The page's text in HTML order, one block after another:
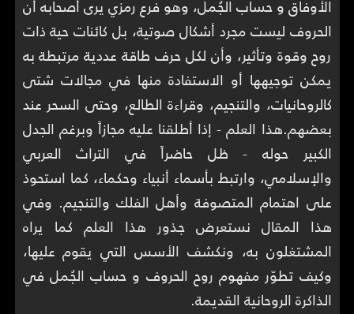
الأوفاق و حساب الجُمل، وهو فرع رمزي يرى أصحابه أن
الحروف ليست مجرد أشكال صوتية، بل كائنات حية ذات
روح وقوة وتأثير، وأن لكل حرف طاقة عددية مرتبطة به
يمكن توجيهها أو الاستفادة منها في مجالات شتى
كالروحانيات، والتنجيم، وقراءة الطالع، وحتى السحر عند
بعضهم.هذا العلم - إذا أطلقنا عليه مجازاً وبرغم الجدل
الكبير حوله - ظل حاضراً في التراث العربي
والإسلامي، وارتبط بأسماء أنبياء وحكماء، كما استحوذ
على اهتمام المتصوفة وأهل الفلك والتنجيم. وفي
هذا المقال نستعرض جذور هذا العلم كما يراه
المشتغلون به، ونكشف الأسس التي يقوم عليها،
وكيف تطوّر مفهوم روح الحروف و حساب الجُمل في
الذاكرة الروحانية القديمة.